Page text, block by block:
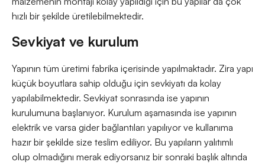
hızlı bir şekilde üretilebilmektedir.
Sevkiyat ve kurulum
Yapının tüm üretimi fabrika içerisinde yapılmaktadır. Zira yapı
küçük boyutlara sahip olduğu için sevkiyatı da kolay
yapılabilmektedir. Sevkiyat sonrasında ise yapının
kurulumuna başlanıyor. Kurulum aşamasında ise yapının
elektrik ve varsa gider bağlantıları yapılıyor ve kullanıma
hazır bir şekilde size teslim ediliyor. Bu yapıların yalıtımlı
olup olmadığını merak ediyorsanız bir sonraki başlık altında